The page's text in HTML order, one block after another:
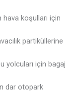
hava koşulları için
partiküllerine
yolcuları için bagaj
dar otopark